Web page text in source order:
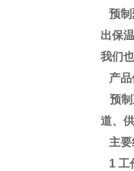
预制
出保
我们
产品
预制
道、
主要
1 工